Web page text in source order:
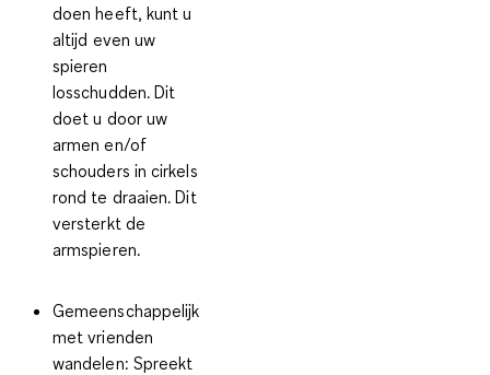
doen heeft, kunt u
altijd even uw
spieren
losschudden. Dit
doet u door uw
armen en/of
schouders in cirkels
rond te draaien. Dit
versterkt de
armspieren.
Gemeenschappelijk
met vrienden
wandelen: Spreekt